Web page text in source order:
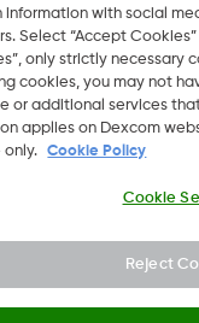
تغيير المنطقة
certain information with
partners. Select “Accept
Cookies”, only strictly
rejecting cookies, you may
website or additional
selection applies on
device only. Cookie Policy